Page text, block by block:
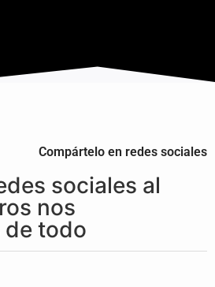
Compártelo en redes sociales
sociales al
nos
de todo